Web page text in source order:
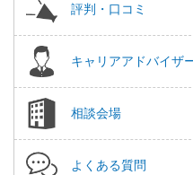
評判・口コミ
キャリアアドバイザ
相談会場
よくある質問